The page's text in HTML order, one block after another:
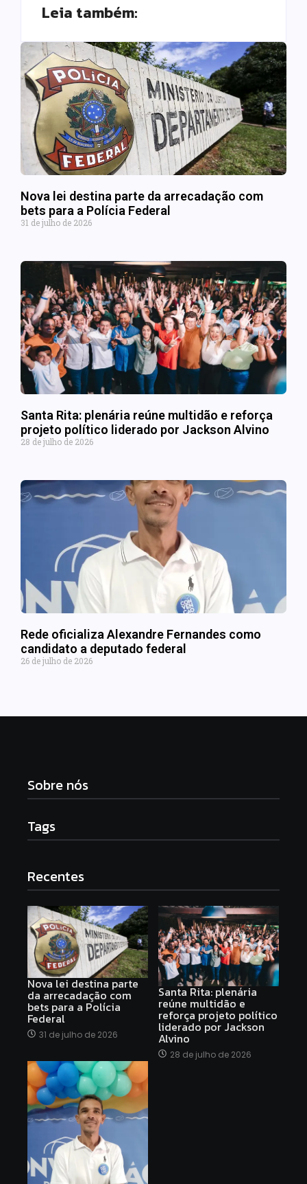
Leia também:
Nova lei destina parte da arrecadação com
bets para a Polícia Federal
31 de julho de 2026
Santa Rita: plenária reúne multidão e reforça
projeto político liderado por Jackson Alvino
28 de julho de 2026
Rede oficializa Alexandre Fernandes como
candidato a deputado federal
26 de julho de 2026
Sobre nós
Tags
Recentes
Nova lei destina parte
da arrecadação com
bets para a Polícia
Federal
31 de julho de 2026
Santa Rita: plenária
reúne multidão e
reforça projeto político
liderado por Jackson
Alvino
28 de julho de 2026